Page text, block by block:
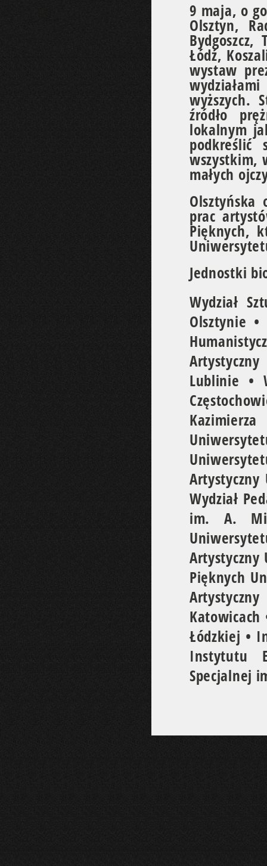
9 maja, o
Olsztyn,
Łódź,
wystaw
wyższych.
źródło
lokalnym
podkreślić
wszystkim,
małych
Olsztyńska
prac
Pięknych,
Jednostki
Wydział
Olsztynie •
Lublinie •
Wydział
im. A.
Artystyczny
Pięknych
Łódzkiej •
Instytutu
Specjalnej